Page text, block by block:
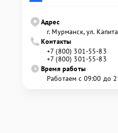
Адрес
г. Мурманск, ул.
Контакты
+7 (800) 301-55-83
+7 (800) 301-55-83
Время работы
Работаем с 09:00 до